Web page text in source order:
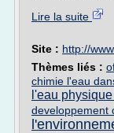
Lire la suite
Site : http://
Thèmes liés :
chimie l'eau
l'eau
developpement